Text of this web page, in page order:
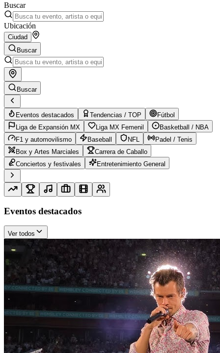
Buscar
Ubicación
Ciudad
Buscar
Buscar
Eventos destacados Tendencias / TOP
Fútbol
Liga de Expansión MX
Liga MX Femenil
Basketball / NBA
F1 y automovilismo
Baseball NFL
Padel / Tenis
Box y Artes Marciales
Carrera de Caballo
Conciertos y festivales
Entretenimiento General
Eventos destacados
Ver todos